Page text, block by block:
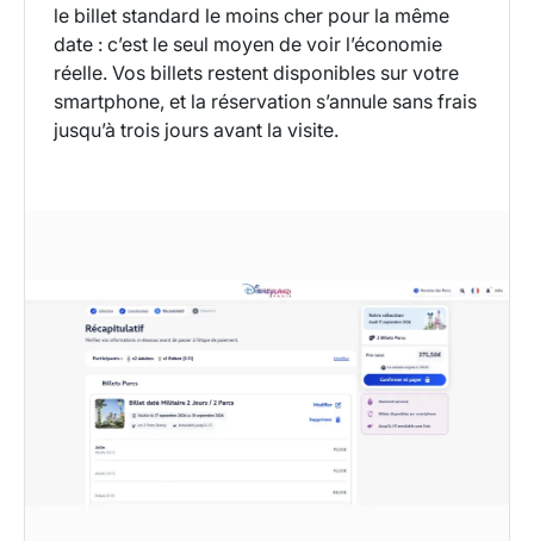
le billet standard le moins cher pour la même
date : c’est le seul moyen de voir l’économie
réelle. Vos billets restent disponibles sur votre
smartphone, et la réservation s’annule sans frais
jusqu’à trois jours avant la visite.